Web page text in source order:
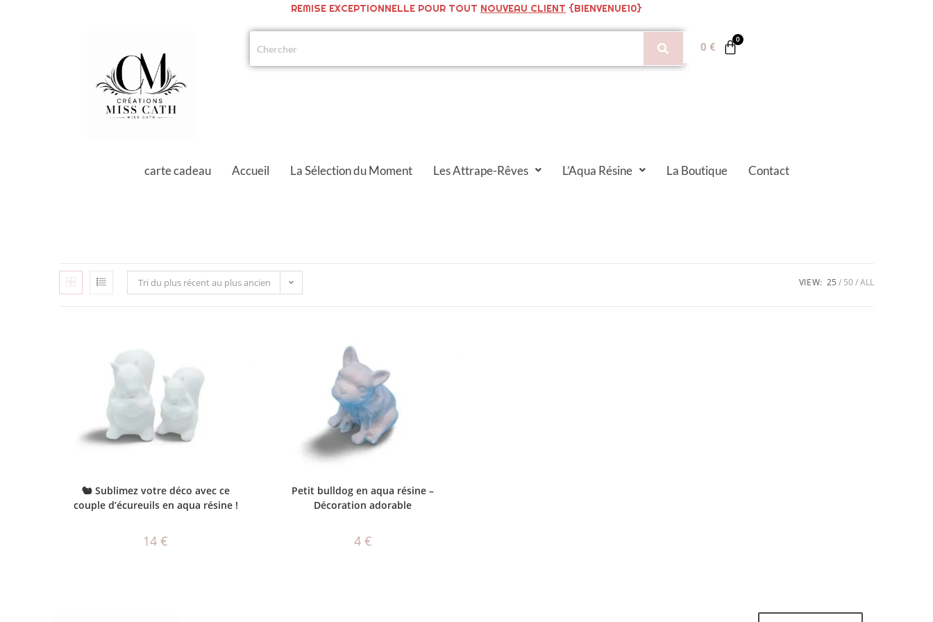
REMISE EXCEPTIONNELLE POUR TOUT NOUVEAU CLIENT {BIENVENUE10}
0 €
carte cadeau Accueil La Sélection du Moment Les Attrape-Rêves L’Aqua Résine La Boutique Contact
Tri du plus récent au plus ancien VIEW: 25 50 ALL
🐿️ Sublimez votre déco avec ce
couple d’écureuils en aqua résine !
14€
Petit bulldog en aqua résine –
Décoration adorable
4 €